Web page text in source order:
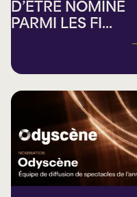
D’ÊTRE NOMINÉ
PARMI LES FI...